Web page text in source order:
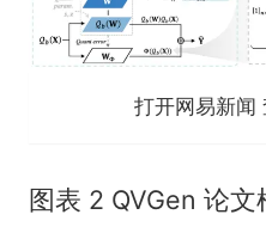
打开网易新闻
图表 2 QVGen 论文